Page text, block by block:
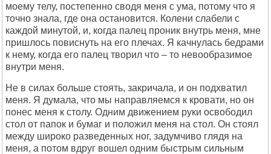
моему телу, постепенно сводя меня с ума, потому что я
точно знала, где она остановится. Колени слабели с
каждой минутой, и, когда палец проник внутрь меня, мне
пришлось повиснуть на его плечах. Я качнулась бедрами
к нему, когда его палец творил что – то невообразимое
внутри меня.
Не в силах больше стоять, закричала, и он подхватил
меня. Я думала, что мы направляемся к кровати, но он
понес меня к столу. Одним движением руки освободил
стол от папок и бумаг и положил меня на стол. Он стоял
между широко разведенных ног, задумчиво глядя на
меня, а потом вдруг вошел одним быстрым сильным